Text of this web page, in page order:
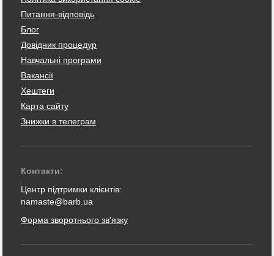
Питання-відповідь
Блог
Довідник процедур
Навчальні програми
Вакансії
Хештеги
Карта сайту
Знижки в телеграм
Контакти:
Центр підтримки клієнтів:
namaste@barb.ua
Форма зворотнього зв'язку